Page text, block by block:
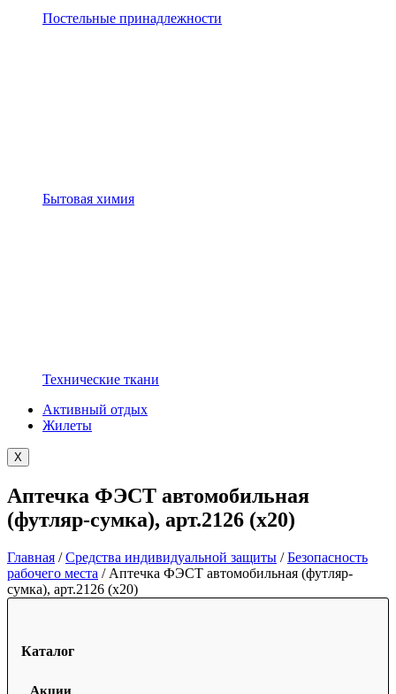
Постельные принадлежности
Бытовая химия
Технические ткани
Активный отдых
Жилеты
X
Аптечка ФЭСТ автомобильная
(футляр-сумка), арт.2126 (х20)
Главная /Средства индивидуальной защиты /Безопасность
рабочего места / Аптечка ФЭСТ автомобильная (футляр-
сумка), арт.2126 (х20)
Каталог
Акции